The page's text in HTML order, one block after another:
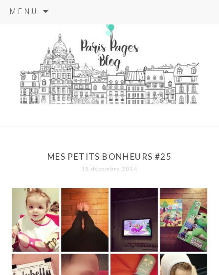
MENU
principal
paris pages
blog
MES PETITS BONHEURS #25
15 décembre 2014